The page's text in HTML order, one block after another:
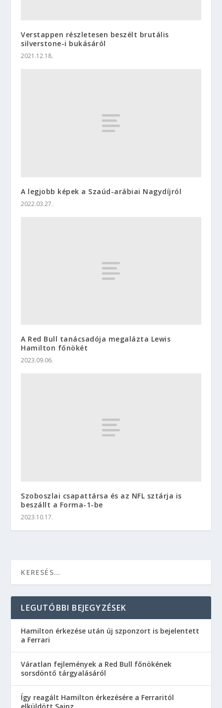
Verstappen részletesen beszélt brutális
silverstone-i bukásáról
2021.12.18.
A legjobb képek a Szaúd-arábiai Nagydíjról
2022.03.27.
A Red Bull tanácsadója megalázta Lewis
Hamilton főnökét
2023.09.06.
Szoboszlai csapattársa és az NFL sztárja is
beszállt a Forma-1-be
2023.10.17.
LEGUTÓBBI BEJEGYZÉSEK
Hamilton érkezése után új szponzort is bejelentett
a Ferrari
Váratlan fejlemények a Red Bull főnökének
sorsdöntő tárgyalásáról
Így reagált Hamilton érkezésére a Ferraritól